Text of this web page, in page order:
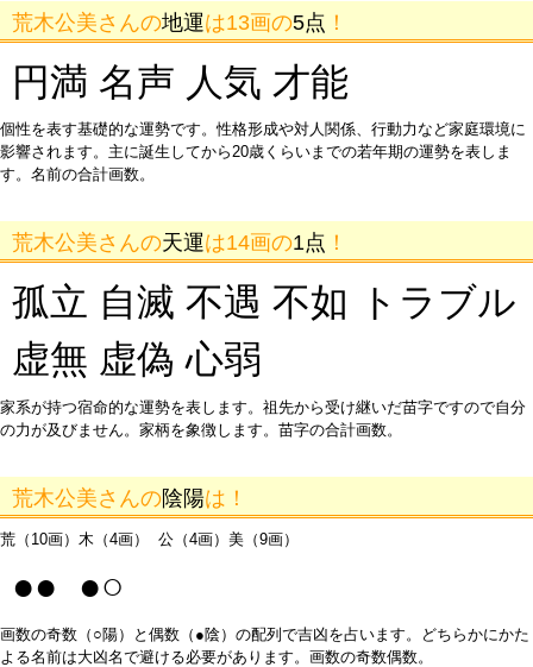
荒木公美さんの地運は13画の5点 ！
円満 名声 人気 才能
個性を表す基礎的な運勢です。性格形成や対人関係、行動力など家庭環境に
影響されます。主に誕生してから20歳くらいまでの若年期の運勢を表しま
す。名前の合計画数。
荒木公美さんの天運は14画の1点 ！
孤立 自滅 不遇 不如 トラブル
虚無 虚偽 心弱
家系が持つ宿命的な運勢を表します。祖先から受け継いだ苗字ですので自分
の力が及びません。家柄を象徴します。苗字の合計画数。
荒木公美さんの陰陽は！
荒（10画）木（4画） 公（4画）美（9画）
●● ●○
画数の奇数（○陽）と偶数（●陰）の配列で吉凶を占います。どちらかにかた
よる名前は大凶名で避ける必要があります。画数の奇数偶数。